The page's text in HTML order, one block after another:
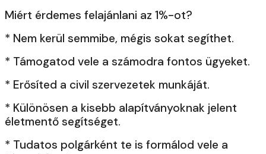
Miért érdemes felajánlani az 1%-ot?
* Nem kerül semmibe, mégis sokat segíthet.
* Támogatod vele a számodra fontos ügyeket.
* Erősíted a civil szervezetek munkáját.
* Különösen a kisebb alapítványoknak jelent
életmentő segítséget.
* Tudatos polgárként te is formálod vele a